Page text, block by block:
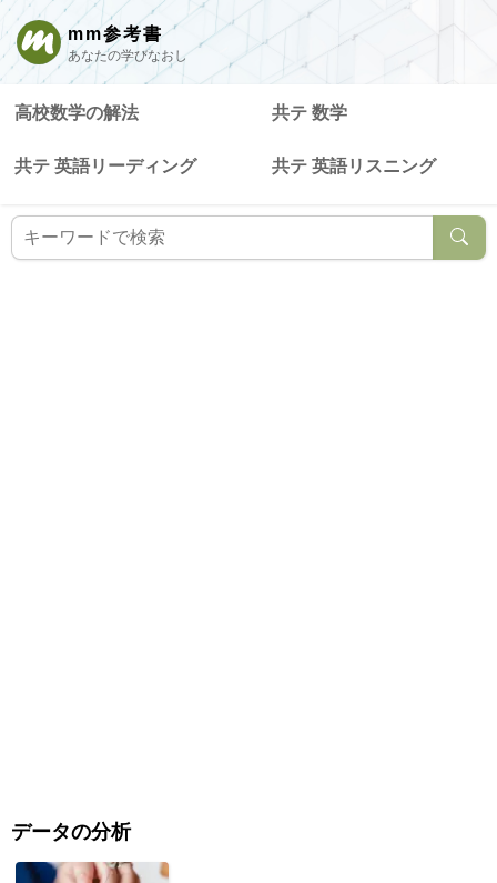
mm参考書
あなたの学びなおし
高校数学の解法 共テ 数学
共テ 英語リーディング 共テ 英語リスニング
データの分析